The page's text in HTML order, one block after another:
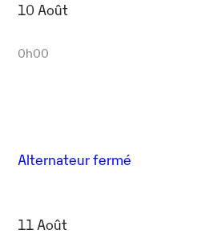
10 Août
0h00
Alternateur fermé
11 Août